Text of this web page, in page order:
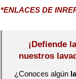
*ENLACES DE
¡Defiende
nuestros
¿Conoces algún